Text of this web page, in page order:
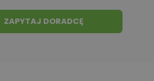
ZAPYTAJ DORADCĘ